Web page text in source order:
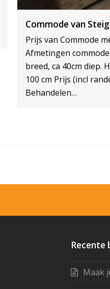
Commode van
Prijs van Commode
Afmetingen
breed, ca 40cm diep.
100 cm Prijs (incl
Behandelen…
Recente
Maak